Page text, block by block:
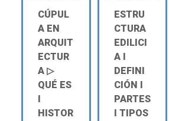
CÚPUL
A EN
ARQUIT
ECTUR
A ▷
QUÉ ES
HISTOR
ESTRU
CTURA
EDILICI
A Ι
DEFINI
CIÓN Ι
PARTES
Ι TIPOS